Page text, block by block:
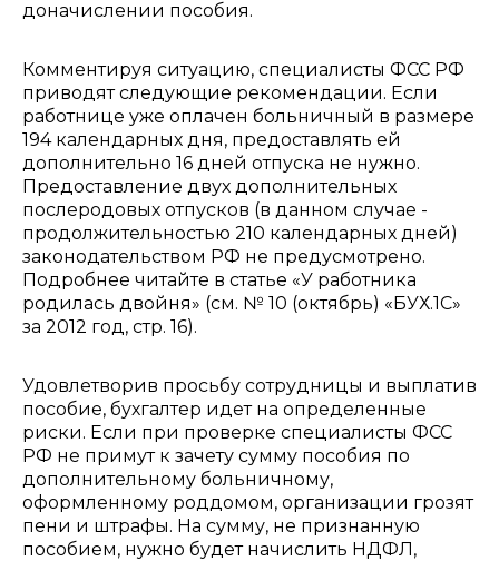
доначислении пособия.
Комментируя ситуацию, специалисты ФСС РФ
приводят следующие рекомендации. Если
работнице уже оплачен больничный в размере
194 календарных дня, предоставлять ей
дополнительно 16 дней отпуска не нужно.
Предоставление двух дополнительных
послеродовых отпусков (в данном случае -
продолжительностью 210 календарных дней)
законодательством РФ не предусмотрено.
Подробнее читайте в статье «У работника
родилась двойня» (см. № 10 (октябрь) «БУХ.1С»
за 2012 год, стр. 16).
Удовлетворив просьбу сотрудницы и выплатив
пособие, бухгалтер идет на определенные
риски. Если при проверке специалисты ФСС
РФ не примут к зачету сумму пособия по
дополнительному больничному,
оформленному роддомом, организации грозят
пени и штрафы. На сумму, не признанную
пособием, нужно будет начислить НДФЛ,